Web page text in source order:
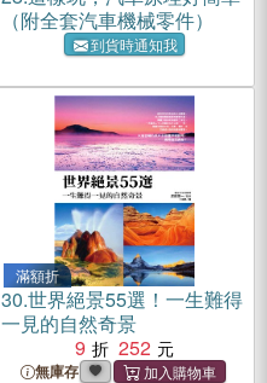
（附全套汽車機械零件）
到貨時通知我
滿額折
30.世界絕景55選！一生難得
一見的自然奇景
9
252
無庫存